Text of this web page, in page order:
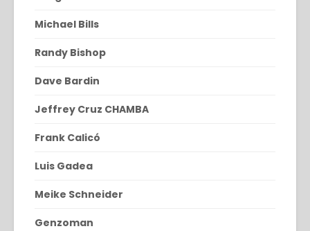
Michael Bills
Randy Bishop
Dave Bardin
Jeffrey Cruz CHAMBA
Frank Calicó
Luis Gadea
Meike Schneider
Genzoman